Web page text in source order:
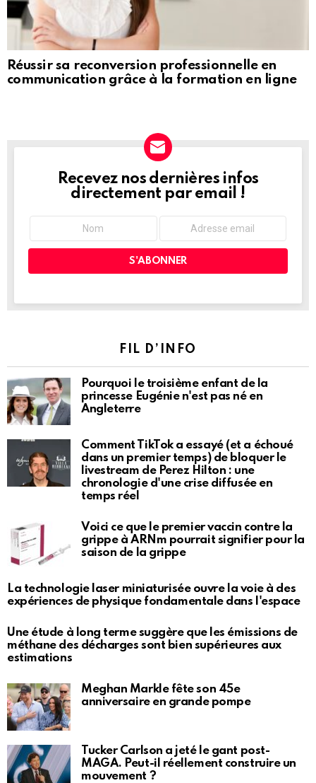
Réussir sa reconversion professionnelle en
communication grâce à la formation en ligne
NEWSLETTER
Recevez nos dernières infos
directement par email !
FIL D’INFO
Pourquoi le troisième enfant de la
princesse Eugénie n'est pas né en
Angleterre
Comment TikTok a essayé (et a échoué
dans un premier temps) de bloquer le
livestream de Perez Hilton : une
chronologie d'une crise diffusée en
temps réel
Voici ce que le premier vaccin contre la
grippe à ARNm pourrait signifier pour la
saison de la grippe
La technologie laser miniaturisée ouvre la voie à des
expériences de physique fondamentale dans l'espace
Une étude à long terme suggère que les émissions de
méthane des décharges sont bien supérieures aux
estimations
Meghan Markle fête son 45e
anniversaire en grande pompe
Tucker Carlson a jeté le gant post-
MAGA. Peut-il réellement construire un
mouvement ?